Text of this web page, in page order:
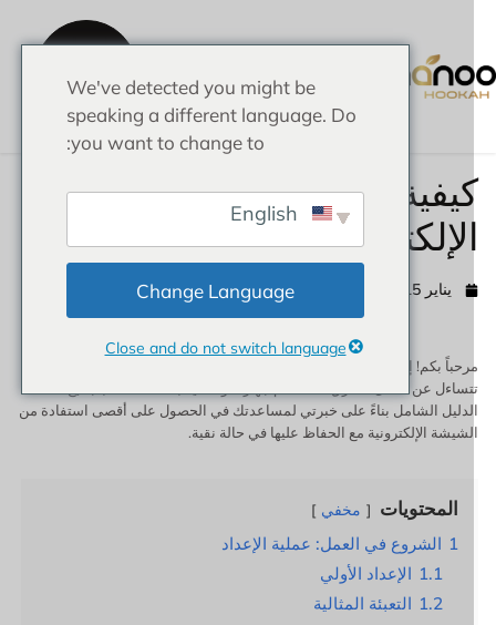
احصل
عرض
أسعار
استخدام الشيشة
وصيانتها
يناير 15, 2025
بكم! إذا كنت مثلي وانضممت مؤخرًا إلى مجتمع الشيشة الإلكترونية، فقد
عن أفضل الطرق لاستخدام جهازك والعناية به. لقد قمت بتجميع هذا
الشامل بناءً على خبرتي لمساعدتك في الحصول على أقصى استفادة من
الإلكترونية مع الحفاظ عليها في حالة نقية.
المحتويات مخفي
الشروع في العمل: عملية الإعداد
1.1 الإعداد الأولي
1.2 التعبئة المثالية
We've detected you might be
speaking a different language. Do
you want to change to:
English
Change Language
Close and do not switch language